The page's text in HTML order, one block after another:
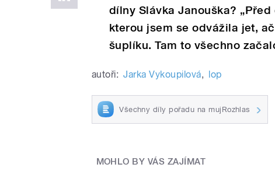
dílny Slávka Janouška?
kterou jsem se odvážila jet,
šuplíku. Tam to všechno
autoři: Jarka Vykoupilová, lop
Všechny díly pořadu na mujRozhlas
MOHLO BY VÁS ZAJÍMAT